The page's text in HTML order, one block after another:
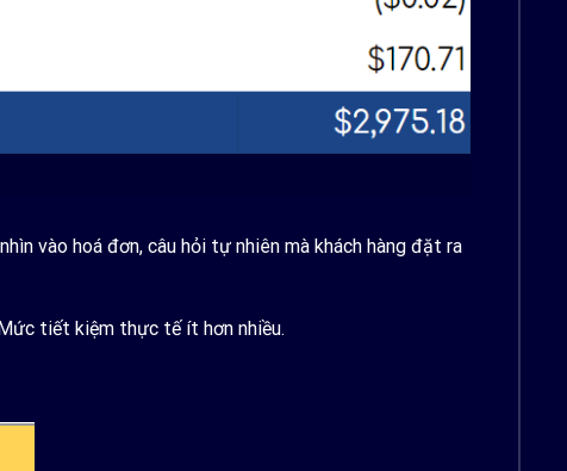
vào hoá đơn, câu hỏi tự nhiên mà khách hàng đặt ra
tiết kiệm thực tế ít hơn nhiều.